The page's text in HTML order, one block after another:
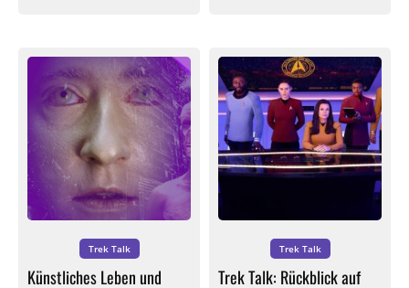
Trek Talk
Künstliches Leben und
Trek Talk
Trek Talk: Rückblick auf